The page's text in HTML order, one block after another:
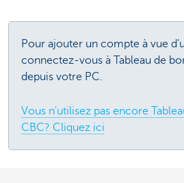
Pour ajouter un compte à vue
connectez-vous à Tableau de
depuis votre PC.
Vous n'utilisez pas encore
CBC? Cliquez ici